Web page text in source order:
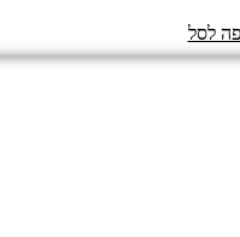
לסל